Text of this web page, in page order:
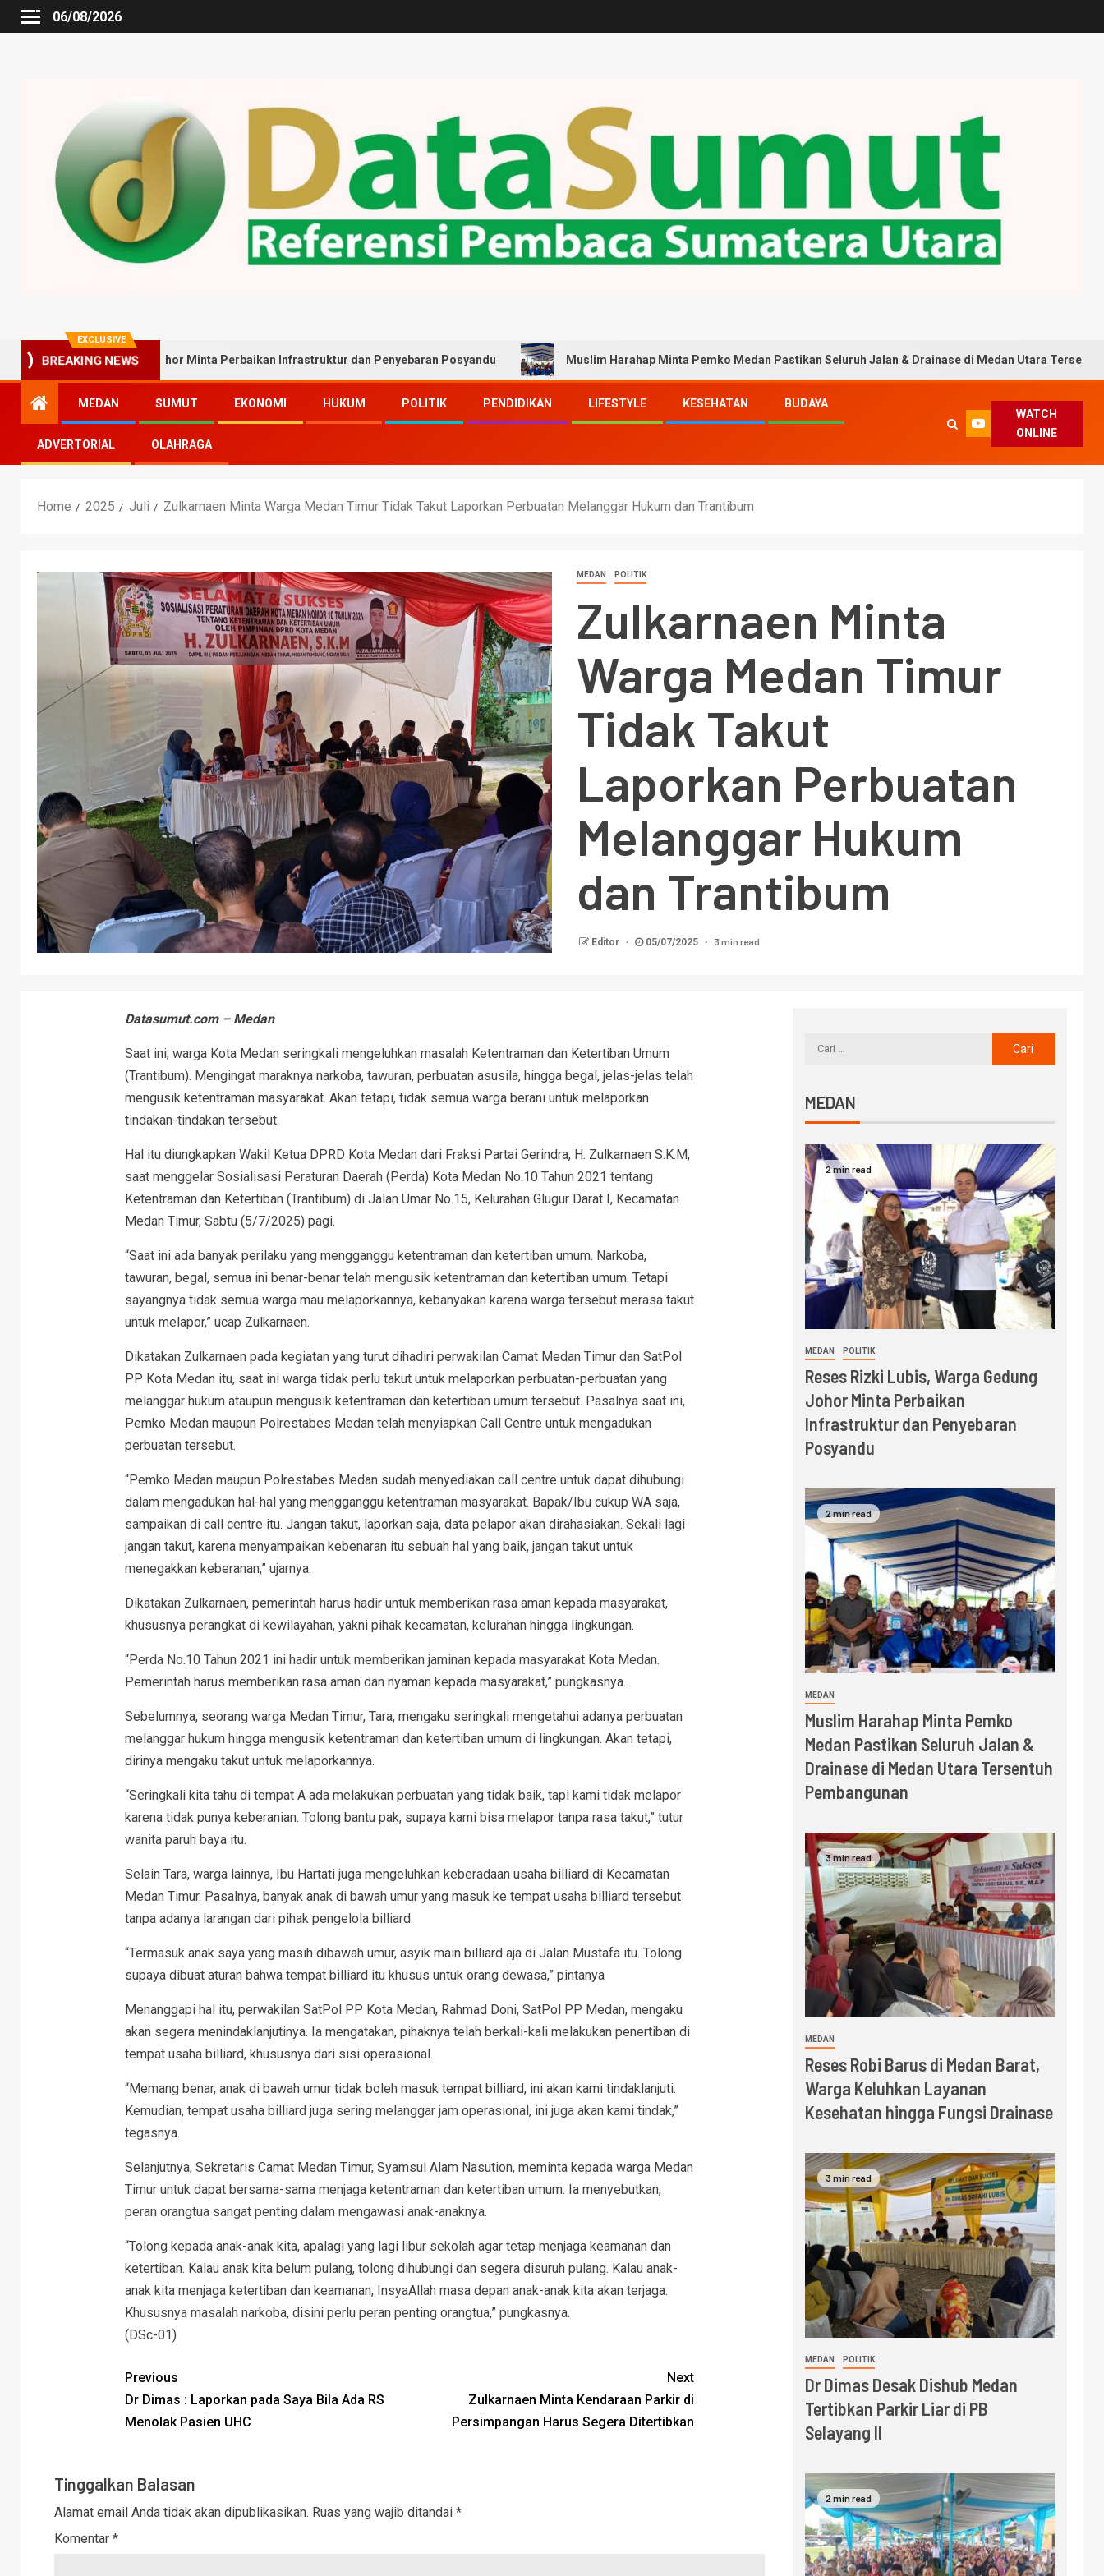
06/08/2026
EXCLUSIVE
BREAKING NEWS
Gedung Johor Minta Perbaikan Infrastruktur dan Penyebaran Posyandu Muslim Harahap Minta Pemko Medan Pastikan Seluruh Jalan & Drainase di Medan Utara Tersentuh
MEDAN SUMUT EKONOMI HUKUM POLITIK PENDIDIKAN LIFESTYLE KESEHATAN BUDAYA
ADVERTORIAL OLAHRAGA
WATCH
ONLINE
Home 2025 Juli Zulkarnaen Minta Warga Medan Timur Tidak Takut Laporkan Perbuatan Melanggar Hukum dan Trantibum
MEDAN POLITIK
Zulkarnaen Minta
Warga Medan Timur
Tidak Takut
Laporkan Perbuatan
Melanggar Hukum
dan Trantibum
Editor 05/07/2025 3 min read
Datasumut.com – Medan
Saat ini, warga Kota Medan seringkali mengeluhkan masalah Ketentraman dan Ketertiban Umum
(Trantibum). Mengingat maraknya narkoba, tawuran, perbuatan asusila, hingga begal, jelas-jelas telah
mengusik ketentraman masyarakat. Akan tetapi, tidak semua warga berani untuk melaporkan
tindakan-tindakan tersebut.
Hal itu diungkapkan Wakil Ketua DPRD Kota Medan dari Fraksi Partai Gerindra, H. Zulkarnaen S.K.M,
saat menggelar Sosialisasi Peraturan Daerah (Perda) Kota Medan No.10 Tahun 2021 tentang
Ketentraman dan Ketertiban (Trantibum) di Jalan Umar No.15, Kelurahan Glugur Darat I, Kecamatan
Medan Timur, Sabtu (5/7/2025) pagi.
“Saat ini ada banyak perilaku yang mengganggu ketentraman dan ketertiban umum. Narkoba,
tawuran, begal, semua ini benar-benar telah mengusik ketentraman dan ketertiban umum. Tetapi
sayangnya tidak semua warga mau melaporkannya, kebanyakan karena warga tersebut merasa takut
untuk melapor,” ucap Zulkarnaen.
Dikatakan Zulkarnaen pada kegiatan yang turut dihadiri perwakilan Camat Medan Timur dan SatPol
PP Kota Medan itu, saat ini warga tidak perlu takut untuk melaporkan perbuatan-perbuatan yang
melanggar hukum ataupun mengusik ketentraman dan ketertiban umum tersebut. Pasalnya saat ini,
Pemko Medan maupun Polrestabes Medan telah menyiapkan Call Centre untuk mengadukan
perbuatan tersebut.
“Pemko Medan maupun Polrestabes Medan sudah menyediakan call centre untuk dapat dihubungi
dalam mengadukan hal-hal yang mengganggu ketentraman masyarakat. Bapak/Ibu cukup WA saja,
sampaikan di call centre itu. Jangan takut, laporkan saja, data pelapor akan dirahasiakan. Sekali lagi
jangan takut, karena menyampaikan kebenaran itu sebuah hal yang baik, jangan takut untuk
menegakkan keberanan,” ujarnya.
Dikatakan Zulkarnaen, pemerintah harus hadir untuk memberikan rasa aman kepada masyarakat,
khususnya perangkat di kewilayahan, yakni pihak kecamatan, kelurahan hingga lingkungan.
“Perda No.10 Tahun 2021 ini hadir untuk memberikan jaminan kepada masyarakat Kota Medan.
Pemerintah harus memberikan rasa aman dan nyaman kepada masyarakat,” pungkasnya.
Sebelumnya, seorang warga Medan Timur, Tara, mengaku seringkali mengetahui adanya perbuatan
melanggar hukum hingga mengusik ketentraman dan ketertiban umum di lingkungan. Akan tetapi,
dirinya mengaku takut untuk melaporkannya.
“Seringkali kita tahu di tempat A ada melakukan perbuatan yang tidak baik, tapi kami tidak melapor
karena tidak punya keberanian. Tolong bantu pak, supaya kami bisa melapor tanpa rasa takut,” tutur
wanita paruh baya itu.
Selain Tara, warga lainnya, Ibu Hartati juga mengeluhkan keberadaan usaha billiard di Kecamatan
Medan Timur. Pasalnya, banyak anak di bawah umur yang masuk ke tempat usaha billiard tersebut
tanpa adanya larangan dari pihak pengelola billiard.
“Termasuk anak saya yang masih dibawah umur, asyik main billiard aja di Jalan Mustafa itu. Tolong
supaya dibuat aturan bahwa tempat billiard itu khusus untuk orang dewasa,” pintanya
Menanggapi hal itu, perwakilan SatPol PP Kota Medan, Rahmad Doni, SatPol PP Medan, mengaku
akan segera menindaklanjutinya. Ia mengatakan, pihaknya telah berkali-kali melakukan penertiban di
tempat usaha billiard, khususnya dari sisi operasional.
“Memang benar, anak di bawah umur tidak boleh masuk tempat billiard, ini akan kami tindaklanjuti.
Kemudian, tempat usaha billiard juga sering melanggar jam operasional, ini juga akan kami tindak,”
tegasnya.
Selanjutnya, Sekretaris Camat Medan Timur, Syamsul Alam Nasution, meminta kepada warga Medan
Timur untuk dapat bersama-sama menjaga ketentraman dan ketertiban umum. Ia menyebutkan,
peran orangtua sangat penting dalam mengawasi anak-anaknya.
“Tolong kepada anak-anak kita, apalagi yang lagi libur sekolah agar tetap menjaga keamanan dan
ketertiban. Kalau anak kita belum pulang, tolong dihubungi dan segera disuruh pulang. Kalau anak-
anak kita menjaga ketertiban dan keamanan, InsyaAllah masa depan anak-anak kita akan terjaga.
Khususnya masalah narkoba, disini perlu peran penting orangtua,” pungkasnya.
(DSc-01)
Previous
Dr Dimas : Laporkan pada Saya Bila Ada RS
Menolak Pasien UHC
Next
Zulkarnaen Minta Kendaraan Parkir di
Persimpangan Harus Segera Ditertibkan
Tinggalkan Balasan
Alamat email Anda tidak akan dipublikasikan. Ruas yang wajib ditandai *
Komentar *
MEDAN
2 min read
MEDAN POLITIK
Reses Rizki Lubis, Warga Gedung
Johor Minta Perbaikan
Infrastruktur dan Penyebaran
Posyandu
2 min read
MEDAN
Muslim Harahap Minta Pemko
Medan Pastikan Seluruh Jalan &
Drainase di Medan Utara Tersentuh
Pembangunan
3 min read
MEDAN
Reses Robi Barus di Medan Barat,
Warga Keluhkan Layanan
Kesehatan hingga Fungsi Drainase
3 min read
MEDAN POLITIK
Dr Dimas Desak Dishub Medan
Tertibkan Parkir Liar di PB
Selayang II
2 min read